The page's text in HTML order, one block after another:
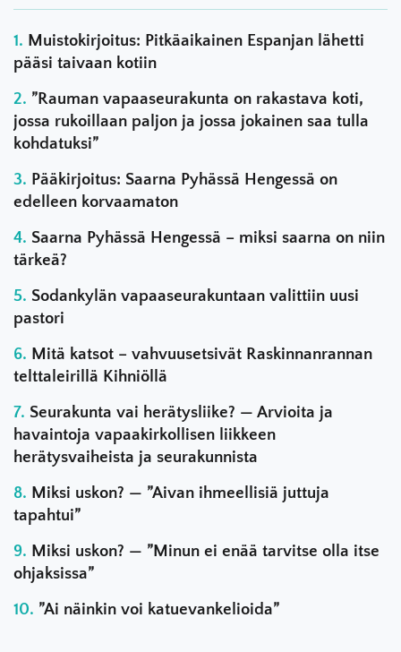
Muistokirjoitus: Pitkäaikainen Espanjan lähetti
pääsi taivaan kotiin
”Rauman vapaaseurakunta on rakastava koti,
jossa rukoillaan paljon ja jossa jokainen saa tulla
kohdatuksi”
Pääkirjoitus: Saarna Pyhässä Hengessä on
edelleen korvaamaton
Saarna Pyhässä Hengessä – miksi saarna on niin
tärkeä?
Sodankylän vapaaseurakuntaan valittiin uusi
pastori
Mitä katsot – vahvuusetsivät Raskinnanrannan
telttaleirillä Kihniöllä
Seurakunta vai herätysliike? — Arvioita ja
havaintoja vapaakirkollisen liikkeen
herätysvaiheista ja seurakunnista
Miksi uskon? — ”Aivan ihmeellisiä juttuja
tapahtui”
Miksi uskon? — ”Minun ei enää tarvitse olla itse
ohjaksissa”
”Ai näinkin voi katuevankelioida”